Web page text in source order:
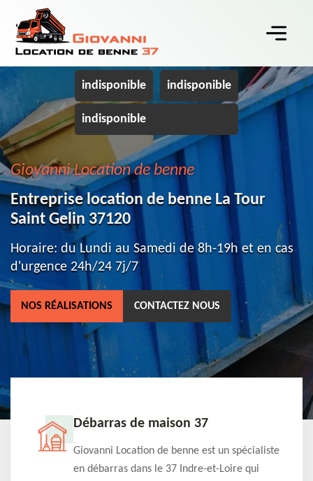
indisponible indisponible
indisponible
Giovanni Location de benne
Entreprise location de benne La Tour
Saint Gelin 37120
Horaire: du Lundi au Samedi de 8h-19h et en cas
d'urgence 24h/24 7j/7
NOS RÉALISATIONS CONTACTEZ NOUS
Débarras de maison 37
Giovanni Location de benne est un spécialiste
en débarras dans le 37 Indre-et-Loire qui